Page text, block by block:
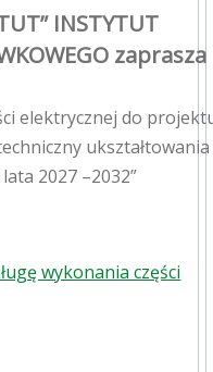
INSTYTUT
zaprasza
elektrycznej do
ukształtowania
2027 –2032”
wykonania części